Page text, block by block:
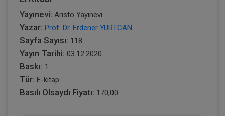
Yayınevi: Aristo Yayınevi
Yazar: Prof. Dr. Erdener YURTCAN
Sayfa Sayısı: 118
Yayın Tarihi: 03.12.2020
Baskı: 1
Tür: E-kitap
Basılı Olsaydı Fiyatı: 170,00